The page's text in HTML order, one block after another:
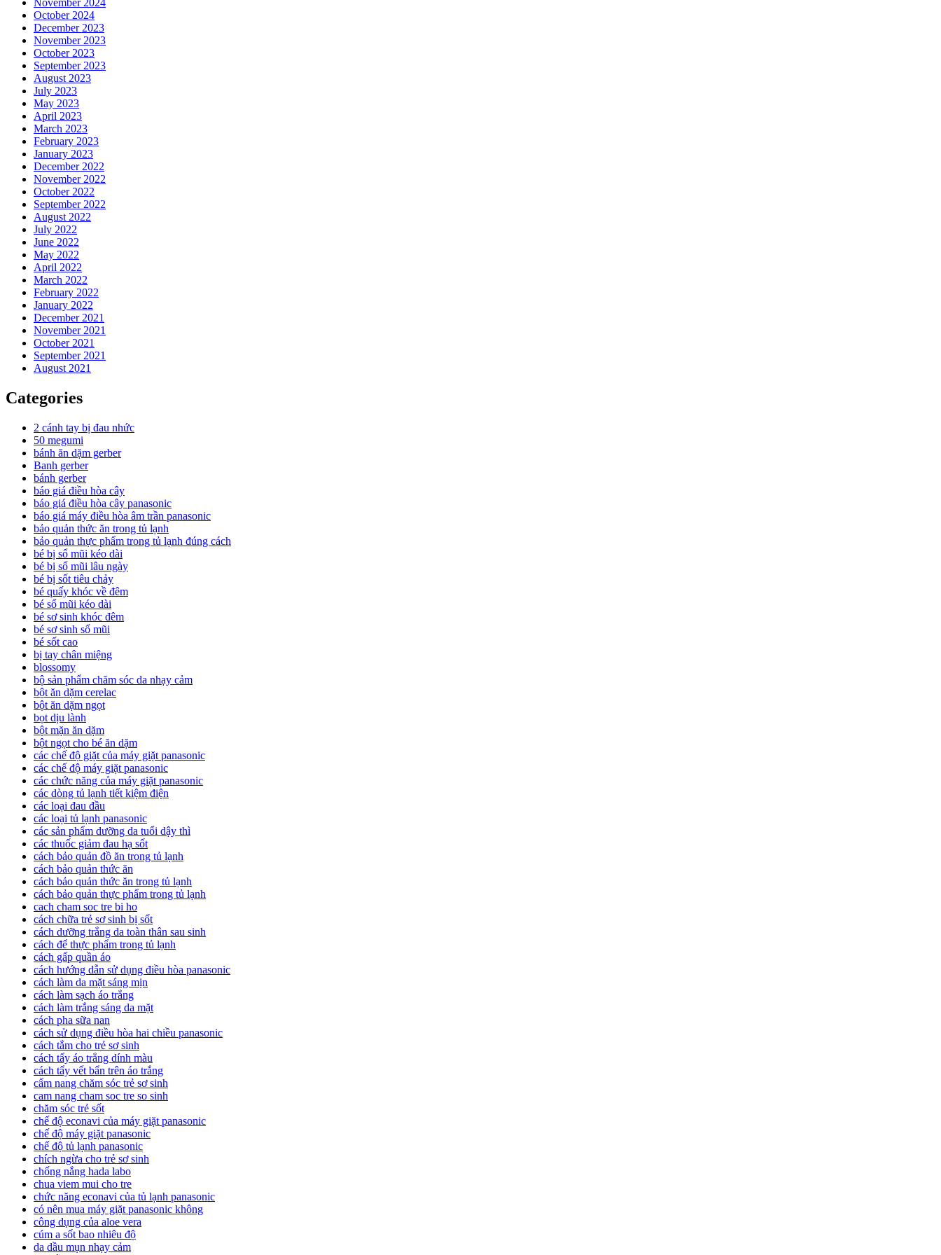
October 2024
December 2023
November 2023
October 2023
September 2023
August 2023
July 2023
May 2023
April 2023
March 2023
February 2023
January 2023
December 2022
November 2022
October 2022
September 2022
August 2022
July 2022
June 2022
May 2022
April 2022
March 2022
February 2022
January 2022
December 2021
November 2021
October 2021
September 2021
August 2021
Categories
2 cánh tay bị đau nhức
50 megumi
bánh ăn dặm gerber
Banh gerber
bánh gerber
báo giá điều hòa cây
báo giá điều hòa cây panasonic
báo giá máy điều hòa âm trần panasonic
bảo quản thức ăn trong tủ lạnh
bảo quản thực phẩm trong tủ lạnh đúng cách
bé bị sổ mũi kéo dài
bé bị sổ mũi lâu ngày
bé bị sốt tiêu chảy
bé quấy khóc về đêm
bé sổ mũi kéo dài
bé sơ sinh khóc đêm
bé sơ sinh sổ mũi
bé sốt cao
bị tay chân miệng
blossomy
bộ sản phẩm chăm sóc da nhạy cảm
bột ăn dặm cerelac
bột ăn dặm ngọt
bọt dịu lành
bột mặn ăn dặm
bột ngọt cho bé ăn dặm
các chế độ giặt của máy giặt panasonic
các chế độ máy giặt panasonic
các chức năng của máy giặt panasonic
các dòng tủ lạnh tiết kiệm điện
các loại đau đầu
các loại tủ lạnh panasonic
các sản phẩm dưỡng da tuổi dậy thì
các thuốc giảm đau hạ sốt
cách bảo quản đồ ăn trong tủ lạnh
cách bảo quản thức ăn
cách bảo quản thức ăn trong tủ lạnh
cách bảo quản thực phẩm trong tủ lạnh
cach cham soc tre bi ho
cách chữa trẻ sơ sinh bị sốt
cách dưỡng trắng da toàn thân sau sinh
cách để thực phẩm trong tủ lạnh
cách gấp quần áo
cách hướng dẫn sử dụng điều hòa panasonic
cách làm da mặt sáng mịn
cách làm sạch áo trắng
cách làm trắng sáng da mặt
cách pha sữa nan
cách sử dụng điều hòa hai chiều panasonic
cách tắm cho trẻ sơ sinh
cách tẩy áo trắng dính màu
cách tẩy vết bẩn trên áo trắng
cẩm nang chăm sóc trẻ sơ sinh
cam nang cham soc tre so sinh
chăm sóc trẻ sốt
chế độ econavi của máy giặt panasonic
chế độ máy giặt panasonic
chế độ tủ lạnh panasonic
chích ngừa cho trẻ sơ sinh
chống nắng hada labo
chua viem mui cho tre
chức năng econavi của tủ lạnh panasonic
có nên mua máy giặt panasonic không
công dụng của aloe vera
cúm a sốt bao nhiêu độ
da dầu mụn nhạy cảm